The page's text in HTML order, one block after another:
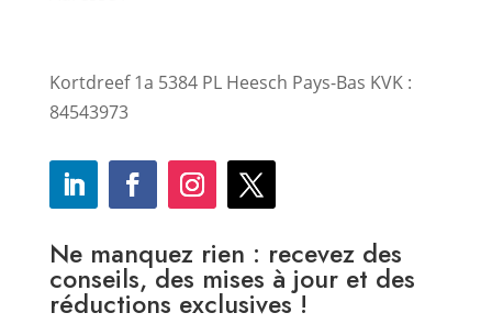
Kortdreef 1a 5384 PL Heesch Pays-Bas KVK :
84543973
Ne manquez rien : recevez des
conseils, des mises à jour et des
réductions exclusives !